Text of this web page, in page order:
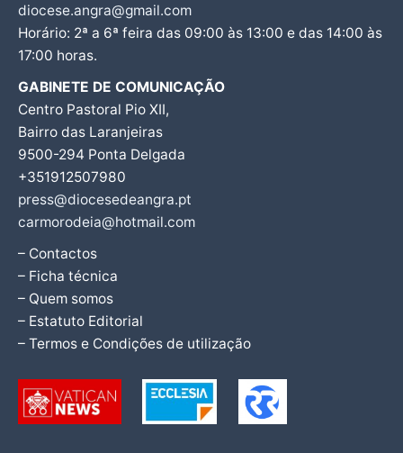
diocese.angra@gmail.com
Horário: 2ª a 6ª feira das 09:00 às 13:00 e das 14:00 às
17:00 horas.
GABINETE DE COMUNICAÇÃO
Centro Pastoral Pio XII,
Bairro das Laranjeiras
9500-294 Ponta Delgada
+351912507980
press@diocesedeangra.pt
carmorodeia@hotmail.com
– Contactos
– Ficha técnica
– Quem somos
– Estatuto Editorial
– Termos e Condições de utilização